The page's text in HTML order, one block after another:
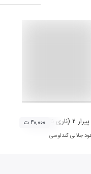
(ناری ناری کا)
جلالی کندلوسی
۴۰,۰۰۰ ت